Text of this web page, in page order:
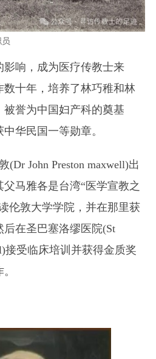
响，成为医疗传教士来
十年，培养了林巧稚和林
誉为中国妇产科的奠基
华民国一等勋章。
(Dr John Preston maxwell)出
马雅各是台湾“医学宣教之
伦敦大学学院，并在那里获
在圣巴塞洛缪医院(St
接受临床培训并获得金质奖